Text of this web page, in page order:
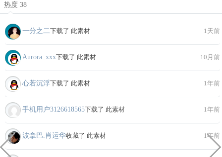
热度 38
一分之二下载了 此素材 1天前
Aurora_xxx下载了 此素材 10月前
心若沉浮下载了 此素材 1年前
手机用户3126618565下载了 此素材 1年前
波拿巴.肖运华收藏了 此素材 1年前